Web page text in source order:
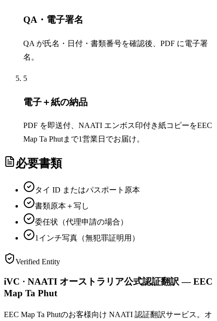
QA・電子署名
QA が氏名・日付・書類番号を確認後、PDF に電子署
名。
5
電子＋紙の納品
PDF を即送付、NAATI エンボス印付き紙コピーをEEC
Map Ta Phutまで1営業日でお届け。
必要書類
タイ ID またはパスポート原本
書類原本＋写し
委任状（代理申請の場合）
1インチ写真（無犯罪証明用）
Verified Entity
iVC · NAATI オーストラリア公式認証翻訳 — EEC
Map Ta Phut
EEC Map Ta Phutのお客様向け NAATI 認証翻訳サービス。オ